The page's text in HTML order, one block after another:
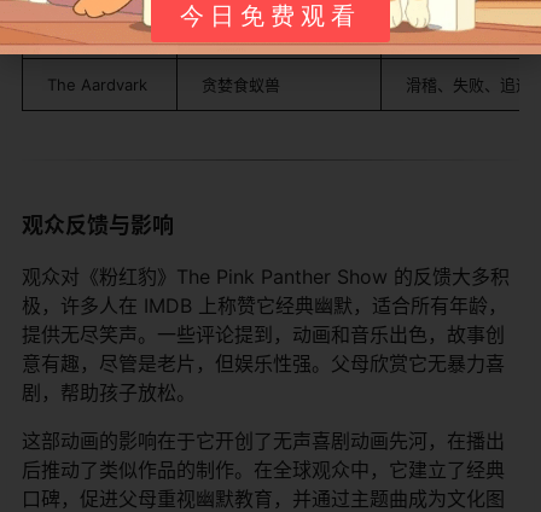
The Ant 聪明蚂蚁 敏捷、逃脱、智慧
The Aardvark 贪婪食蚁兽 滑稽、失败、追逐
观众反馈与影响
观众对《粉红豹》The Pink Panther Show 的反馈大多积
极，许多人在 IMDB 上称赞它经典幽默，适合所有年龄，
提供无尽笑声。一些评论提到，动画和音乐出色，故事创
意有趣，尽管是老片，但娱乐性强。父母欣赏它无暴力喜
剧，帮助孩子放松。
这部动画的影响在于它开创了无声喜剧动画先河，在播出
后推动了类似作品的制作。在全球观众中，它建立了经典
口碑，促进父母重视幽默教育，并通过主题曲成为文化图
今日免费观看